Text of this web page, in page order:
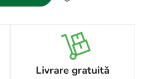
Livrare gratuită